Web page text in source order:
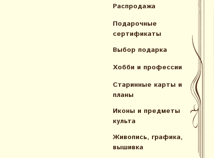
Распродажа
Подарочные
сертификаты
Выбор подарка
Хобби и профессии
Старинные карты и
планы
Иконы и предметы
культа
Живопись, графика,
вышивка